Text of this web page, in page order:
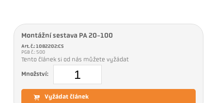
Montážní sestava PA 20-100
Art. č.: 1082202:CS
PGB č.: 500
Tento článek si od nás můžete vyžádat
Množství:
Vyžádat článek